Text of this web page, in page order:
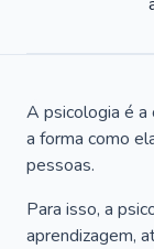
A psicologia é a
a forma como
pessoas.
Para isso, a
aprendizagem,